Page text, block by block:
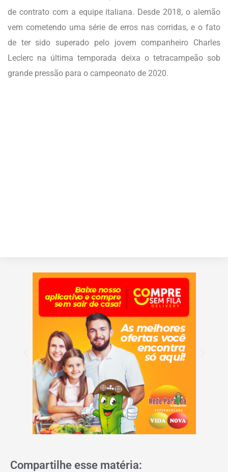
de contrato com a equipe italiana. Desde 2018, o alemão
vem cometendo uma série de erros nas corridas, e o fato
de ter sido superado pelo jovem companheiro Charles
Leclerc na última temporada deixa o tetracampeão sob
grande pressão para o campeonato de 2020.
Compartilhe esse matéria: